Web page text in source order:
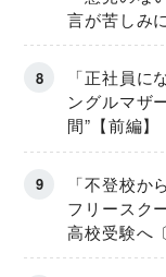
言が苦しみ
「正社員
ングルマザ
間”【前編】
「不登校か
フリースク
高校受験へ